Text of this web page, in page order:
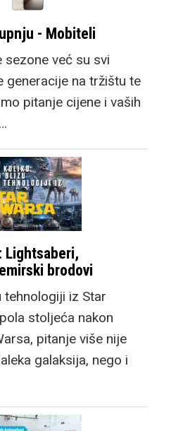
- Mobiteli
sezone već su svi
generacije na tržištu te
pitanje cijene i vaših
Lightsaberi,
brodovi
tehnologiji iz Star
stoljeća nakon
pitanje više nije
galaksija, nego i